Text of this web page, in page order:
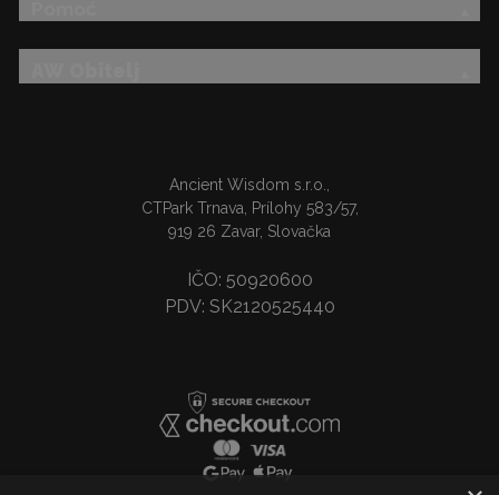
Ancient Wisdom s.r.o.,
CTPark Trnava, Prílohy 583/57,
919 26 Zavar, Slovačka
IČO: 50920600
PDV: SK2120525440